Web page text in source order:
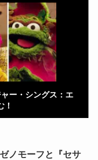
ー・シングス：エ
！
ノモーフと『セサ